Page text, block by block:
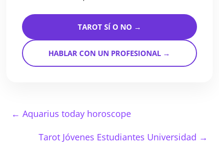
TAROT SÍ O NO →
HABLAR CON UN PROFESIONAL →
← Aquarius today horoscope
Tarot Jóvenes Estudiantes Universidad →